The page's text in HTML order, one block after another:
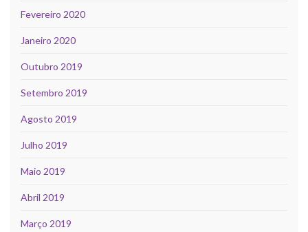
Fevereiro 2020
Janeiro 2020
Outubro 2019
Setembro 2019
Agosto 2019
Julho 2019
Maio 2019
Abril 2019
Março 2019